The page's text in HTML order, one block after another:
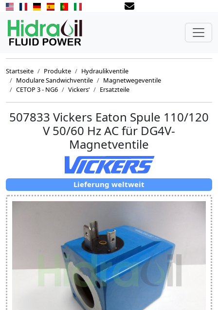
Startseite Produkte
Hydraulikventile
Modulare Sandwichventile
Magnetwegeventile
CETOP 3 - NG6
Vickers‘ Ersatzteile
507833 Vickers Eaton Spule 110/120
V 50/60 Hz AC für DG4V-
Magnetventile
Lieferung weltweit